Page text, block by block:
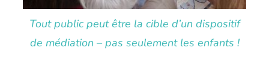
Tout public peut être la cible d’un dispositif
de médiation – pas seulement les enfants !